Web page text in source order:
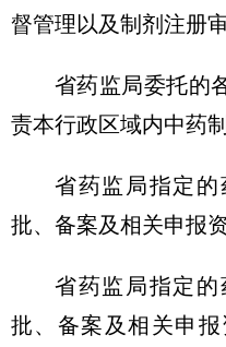
督管理以及制剂注册
省药监局委托的
责本行政区域内中药
省药监局指定
批、备案及相关申报
省药监局指定
批、备案及相关申